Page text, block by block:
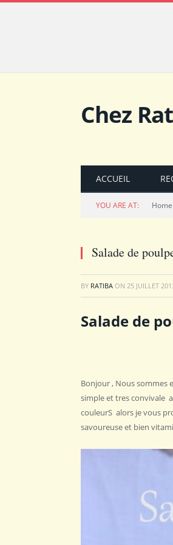
Chez
ACCUEIL
YOU ARE AT: Home
Salade de
BY RATIBA ON 25 JUILLET
Salade de
Bonjour , Nous sommes
simple et tres convivale
couleurS alors je vous
savoureuse et bien